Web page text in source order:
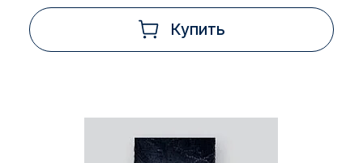
Купить